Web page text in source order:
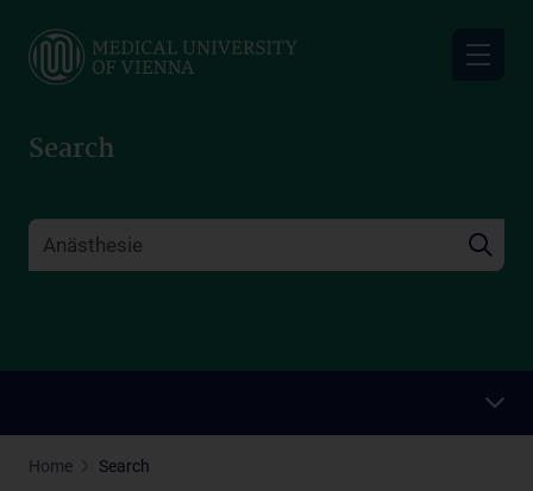
main
Search
Home Search